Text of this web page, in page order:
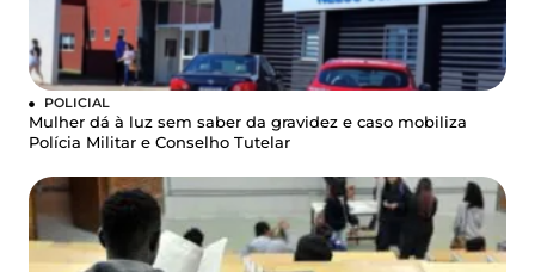
POLICIAL
Mulher dá à luz sem saber da gravidez e caso mobiliza
Polícia Militar e Conselho Tutelar